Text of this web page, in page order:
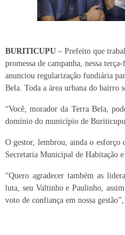
BURITICUPU – Prefeito que
promessa de campanha, nessa
anunciou regularização fundiária
Bela. Toda a área urbana do bairro
“Você, morador da Terra Bela,
domínio do município de
O gestor, lembrou, ainda o esforço
Secretaria Municipal de Habitação
“Quero agradecer também as
luta, seu Valtinho e Paulinho,
voto de confiança em nossa